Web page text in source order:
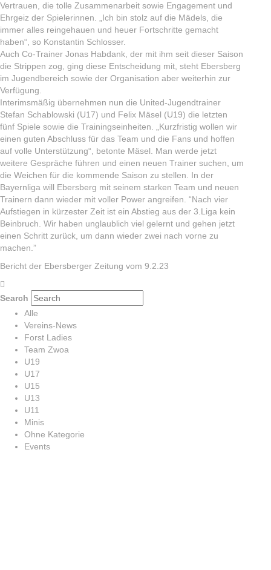
Vertrauen, die tolle Zusammenarbeit sowie Engagement und
Ehrgeiz der Spielerinnen. „Ich bin stolz auf die Mädels, die
immer alles reingehauen und heuer Fortschritte gemacht
haben“, so Konstantin Schlosser.
Auch Co-Trainer Jonas Habdank, der mit ihm seit dieser Saison
die Strippen zog, ging diese Entscheidung mit, steht Ebersberg
im Jugendbereich sowie der Organisation aber weiterhin zur
Verfügung.
Interimsmäßig übernehmen nun die United-Jugendtrainer
Stefan Schablowski (U17) und Felix Mäsel (U19) die letzten
fünf Spiele sowie die Trainingseinheiten. „Kurzfristig wollen wir
einen guten Abschluss für das Team und die Fans und hoffen
auf volle Unterstützung“, betonte Mäsel. Man werde jetzt
weitere Gespräche führen und einen neuen Trainer suchen, um
die Weichen für die kommende Saison zu stellen. In der
Bayernliga will Ebersberg mit seinem starken Team und neuen
Trainern dann wieder mit voller Power angreifen. “Nach vier
Aufstiegen in kürzester Zeit ist ein Abstieg aus der 3.Liga kein
Beinbruch. Wir haben unglaublich viel gelernt und gehen jetzt
einen Schritt zurück, um dann wieder zwei nach vorne zu
machen.”
Bericht der Ebersberger Zeitung vom 9.2.23
Search
Alle
Vereins-News
Forst Ladies
Team Zwoa
U19
U17
U15
U13
U11
Minis
Ohne Kategorie
Events